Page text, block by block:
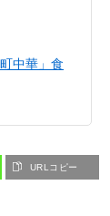
中華」食
URLコピー